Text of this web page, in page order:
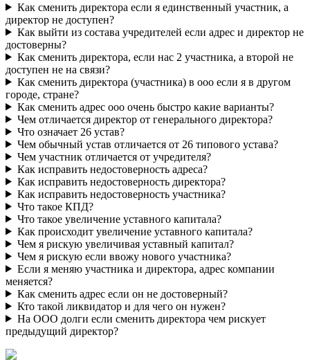
Как сменить директора если я единственный участник, а
директор не доступен?
Как выйти из состава учредителей если адрес и директор не
достоверны?
Как сменить директора, если нас 2 участника, а второй не
доступен не на связи?
Как сменить директора (участника) в ооо если я в другом
городе, стране?
Как сменить адрес ооо очень быстро какие варианты?
Чем отличается директор от генерального директора?
Что означает 26 устав?
Чем обычный устав отличается от 26 типового устава?
Чем участник отличается от учредителя?
Как исправить недостоверность адреса?
Как исправить недостоверность директора?
Как исправить недостоверность участника?
Что такое КПД?
Что такое увеличение уставного капитала?
Как происходит увеличение уставного капитала?
Чем я рискую увеличивая уставный капитал?
Чем я рискую если ввожу нового участника?
Если я меняю участника и директора, адрес компании
меняется?
Как сменить адрес если он не достоверный?
Кто такой ликвидатор и для чего он нужен?
На ООО долги если сменить директора чем рискует
предыдущий директор?